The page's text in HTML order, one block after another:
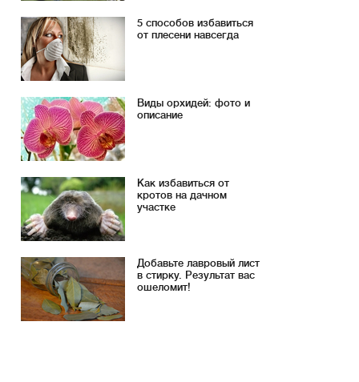
5 способов избавиться
от плесени навсегда
Виды орхидей: фото и
описание
Как избавиться от
кротов на дачном
участке
Добавьте лавровый лист
в стирку. Результат вас
ошеломит!